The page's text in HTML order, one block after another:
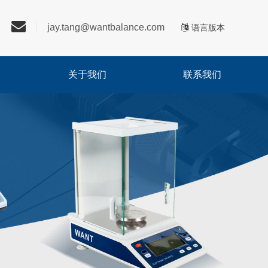
jay.tang@wantbalance.com 语言版本
关于我们 联系我们